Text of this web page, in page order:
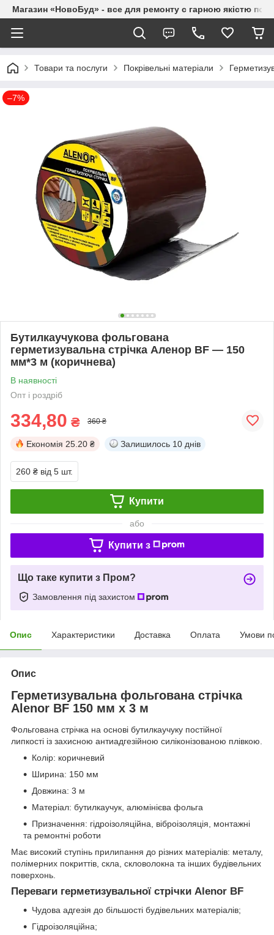
Магазин «НовоБуд» - все для ремонту с гарною якістю по
Товари та послуги Покрівельні матеріали
–7%
Бутилкаучукова фольгована
герметизувальна стрічка Аленор BF — 150
мм*3 м (коричнева)
В наявності
Опт і роздріб
334,80 ₴ 360 ₴
Економія 25.20 ₴ Залишилось 10 днів
260 ₴ від 5 шт.
Купити
або
Купити з
Що таке купити з Пром?
Замовлення під захистом
Опис Характеристики Доставка Оплата Умови
Опис
Герметизувальна фольгована стрічка
Alenor BF 150 мм х 3 м
Фольгована стрічка на основі бутилкаучуку постійної
липкості із захисною антиадгезійною силіконізованою плівкою.
Колір: коричневий
Ширина: 150 мм
Довжина: 3 м
Матеріал: бутилкаучук, алюмінієва фольга
Призначення: гідроізоляційна, віброізоляція, монтажні
та ремонтні роботи
Має високий ступінь прилипання до різних матеріалів: металу,
полімерних покриттів, скла, скловолокна та інших будівельних
поверхонь.
Переваги герметизувальної стрічки Alenor BF
Чудова адгезія до більшості будівельних матеріалів;
Гідроізоляційна;